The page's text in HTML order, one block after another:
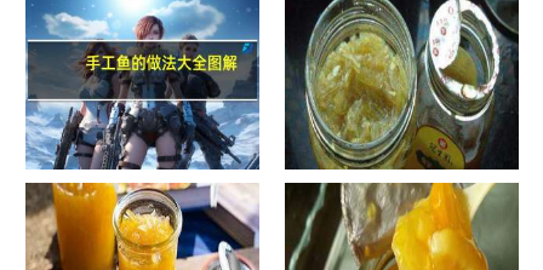
手工鱼的做法大全图解
蜂蜜柚子茶的正确做法-蜂蜜柚
子茶的浸泡方法有哪些？